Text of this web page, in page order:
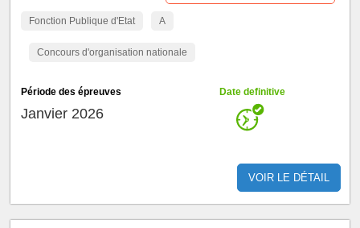
Fonction Publique d'Etat A
Concours d'organisation nationale
Période des épreuves
Janvier 2026
Date definitive
VOIR LE DÉTAIL